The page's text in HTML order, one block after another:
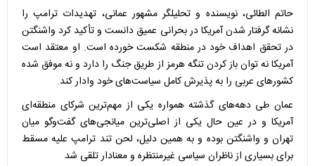
حاتم الطائی، نویسنده و تحلیلگر مشهور عمانی، تهدیدات ترامپ را
نشانه گرفتار شدن آمریکا در بحرانی عمیق دانست و تأکید کرد واشنگتن
در تحقق اهداف خود در منطقه شکست خورده است. او معتقد است
آمریکا نه توان باز کردن تنگه هرمز از طریق جنگ را دارد و نه موفق شده
کشورهای عربی را به پذیرش کامل سیاست‌های خود وادار کند.
عمان طی دهه‌های گذشته همواره یکی از مهم‌ترین شرکای منطقه‌ای
آمریکا و در عین حال یکی از اصلی‌ترین میانجی‌های گفت‌وگو میان
تهران و واشنگتن بوده و به همین دلیل، لحن تند ترامپ علیه مسقط
برای بسیاری از ناظران سیاسی غیرمنتظره و معنادار تلقی شد